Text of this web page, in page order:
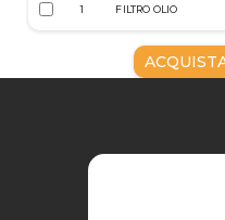
1 FILTRO OLIO